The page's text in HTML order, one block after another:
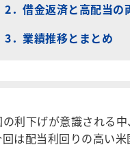
2．借金返済と高配当の
3．業績推移とまとめ
利下げが意識される
は配当利回りの高い米